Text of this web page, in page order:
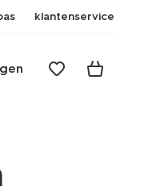
klantenservice